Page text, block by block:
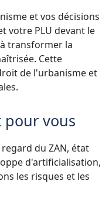
et vos décisions
votre PLU devant le
transformer la
Cette
de l'urbanisme et
pour vous
du ZAN, état
d'artificialisation,
les risques et les